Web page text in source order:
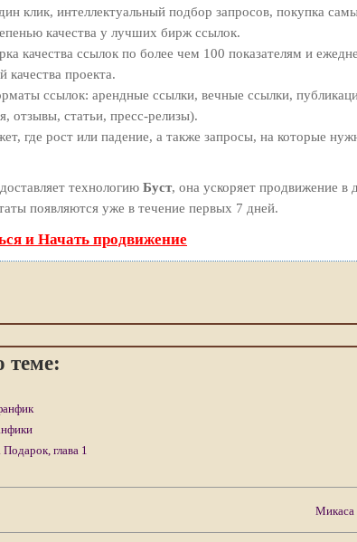
клик, интеллектуальный подбор запросов, покупка
качества у лучших бирж ссылок.
качества ссылок по более чем 100 показателям и
качества проекта.
ссылок: арендные ссылки, вечные ссылки,
отзывы, статьи, пресс-релизы).
где рост или падение, а также запросы, на которые
технологию Буст, она ускоряет продвижение в
появляются уже в течение первых 7 дней.
и Начать продвижение
теме:
глава 1
Микаса